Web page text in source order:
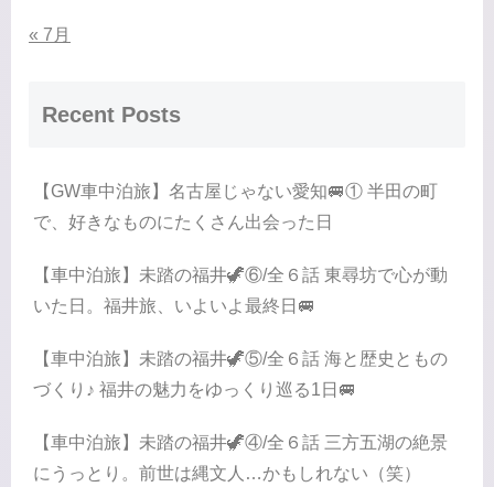
« 7月
Recent Posts
【GW車中泊旅】名古屋じゃない愛知🚐① 半田の町
で、好きなものにたくさん出会った日
【車中泊旅】未踏の福井🦖⑥/全６話 東尋坊で心が動
いた日。福井旅、いよいよ最終日🚐
【車中泊旅】未踏の福井🦖⑤/全６話 海と歴史ともの
づくり♪ 福井の魅力をゆっくり巡る1日🚐
【車中泊旅】未踏の福井🦖④/全６話 三方五湖の絶景
にうっとり。前世は縄文人…かもしれない（笑）